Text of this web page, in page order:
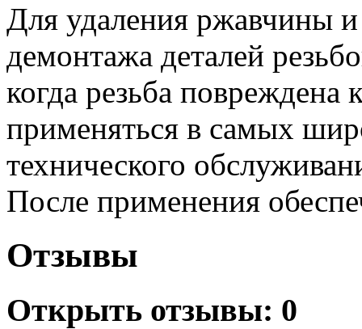
Для удаления ржавчины
демонтажа деталей
когда резьба повреждена
применяться в самых
технического
После применения
Отзывы
Открыть отзывы: 0